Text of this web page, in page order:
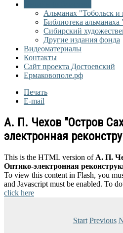
Альманах "Тобольск и
Библиотека
Сибирский
Другие издания фонда
Видеоматериалы
Контакты
Сайт проекта Достоевский
Ермаковополе.рф
Печать
E-mail
А. П. Чехов "Остров
электронная
This is the HTML version of А. П.
Оптико-электронная
To view this content in Flash, you
and Javascript must be enabled. To
click here
Start Previous